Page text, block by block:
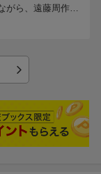
ら、遠藤周作の
私には全体的にた
むと感想もかわる